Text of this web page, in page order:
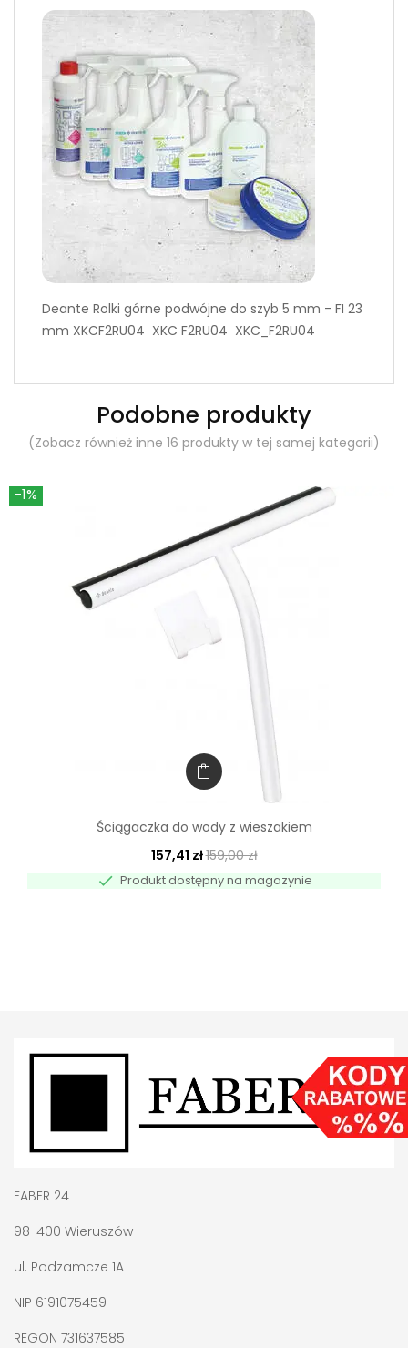
Deante Rolki górne podwójne do szyb 5 mm - FI 23
mm XKCF2RU04 XKC F2RU04 XKC_F2RU04
Podobne produkty
(Zobacz również inne 16 produkty w tej samej kategorii)
-1%
Ściągaczka do wody z wieszakiem
157,41 zł159,00 zł
 Produkt dostępny na magazynie
FABER 24
98-400 Wieruszów
ul. Podzamcze 1A
NIP 6191075459
REGON 731637585